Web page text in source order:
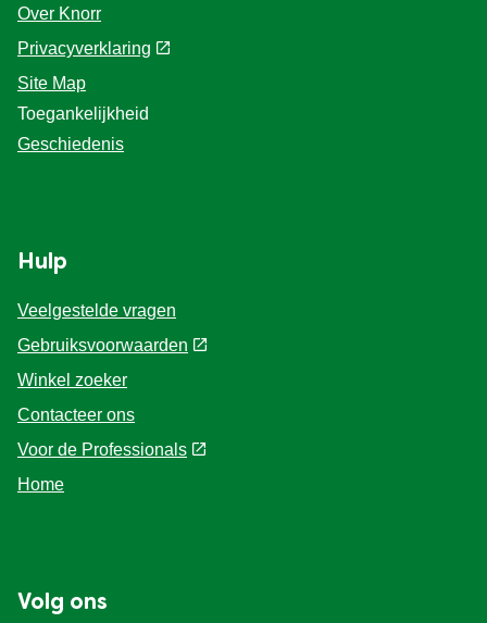
Over Knorr
Privacyverklaring
Site Map
Toegankelijkheid
Geschiedenis
Hulp
Veelgestelde vragen
Gebruiksvoorwaarden
Winkel zoeker
Contacteer ons
Voor de Professionals
Home
Volg ons